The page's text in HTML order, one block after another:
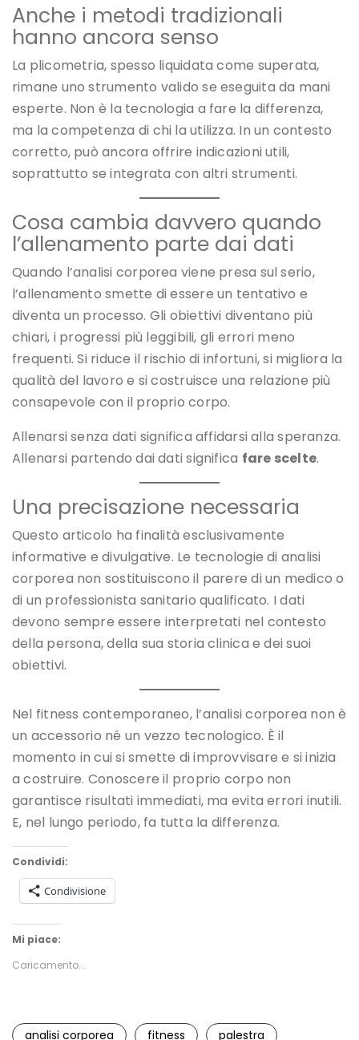
Anche i metodi tradizionali
hanno ancora senso
La plicometria, spesso liquidata come superata,
rimane uno strumento valido se eseguita da mani
esperte. Non è la tecnologia a fare la differenza,
ma la competenza di chi la utilizza. In un contesto
corretto, può ancora offrire indicazioni utili,
soprattutto se integrata con altri strumenti.
Cosa cambia davvero quando
l’allenamento parte dai dati
Quando l’analisi corporea viene presa sul serio,
l’allenamento smette di essere un tentativo e
diventa un processo. Gli obiettivi diventano più
chiari, i progressi più leggibili, gli errori meno
frequenti. Si riduce il rischio di infortuni, si migliora la
qualità del lavoro e si costruisce una relazione più
consapevole con il proprio corpo.
Allenarsi senza dati significa affidarsi alla speranza.
Allenarsi partendo dai dati significa fare scelte.
Una precisazione necessaria
Questo articolo ha finalità esclusivamente
informative e divulgative. Le tecnologie di analisi
corporea non sostituiscono il parere di un medico o
di un professionista sanitario qualificato. I dati
devono sempre essere interpretati nel contesto
della persona, della sua storia clinica e dei suoi
obiettivi.
Nel fitness contemporaneo, l’analisi corporea non è
un accessorio né un vezzo tecnologico. È il
momento in cui si smette di improvvisare e si inizia
a costruire. Conoscere il proprio corpo non
garantisce risultati immediati, ma evita errori inutili.
E, nel lungo periodo, fa tutta la differenza.
Condividi:
Condivisione
Mi piace:
Caricamento...
analisi corporea fitness palestra